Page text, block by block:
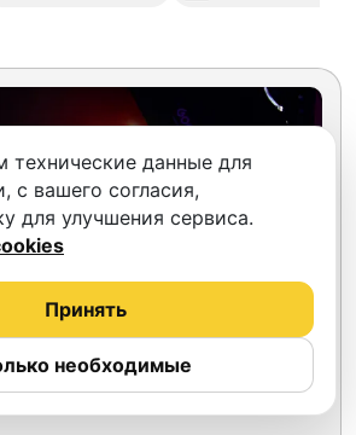
видео записи
5.0
технические данные для
с вашего согласия,
для улучшения сервиса.
необходимые
Принять